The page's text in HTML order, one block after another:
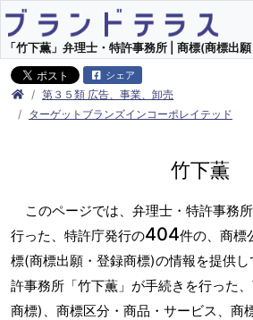
「竹下薫」弁理士・特許事務所 | 商標(商標出
シェア
第３５類 広告、事業、卸売
ターゲットブランズインコーポレイテッド
竹下薫
このページでは、弁理士・特許事務
行った、特許庁発行の404件の、商標
標(商標出願・登録商標)の情報を提供
許事務所「竹下薫」が手続きを行った
商標)、商標区分・商品・サービス、商